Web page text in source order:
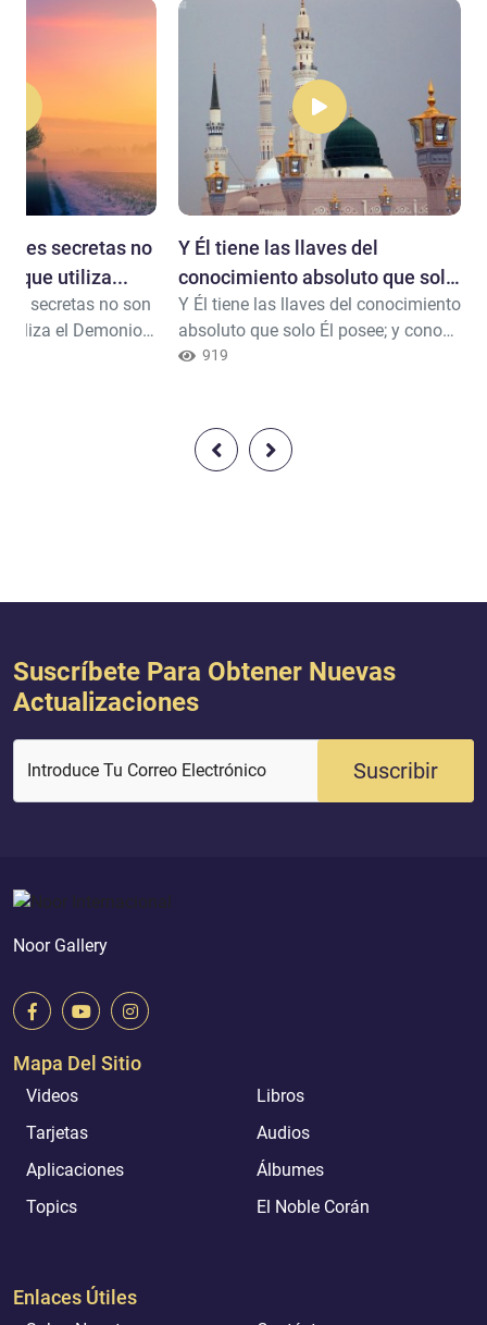
Y Él tiene las llaves del
conocimiento absoluto que solo
Él posee
Y Él tiene las llaves del conocimiento
absoluto que solo Él posee; y conoce
todo lo que existe en la tierra y en el
en la oscuridad de la tierra ni nada
húmedo o seco que no conste en un
919
secretas no
que utiliza...
secretas no son
el Demonio
Suscríbete Para Obtener Nuevas
Actualizaciones
Introduce Tu Correo Electrónico Suscribir
Noor Gallery
Mapa Del Sitio
Videos
Libros
Tarjetas
Audios
Aplicaciones
Álbumes
Topics
El Noble Corán
Enlaces Útiles